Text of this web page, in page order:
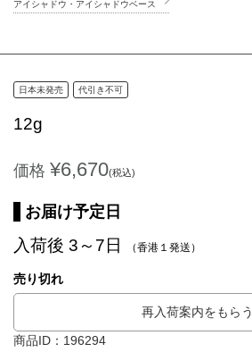
アイシャドウ・アイシャドウベース
日本未発売 代引き不可
12g
価格 ¥6,670(税込)
お届け予定日
入荷後 3～7日 （香港１発送）
売り切れ
再入荷案内をもらう
商品ID：196294